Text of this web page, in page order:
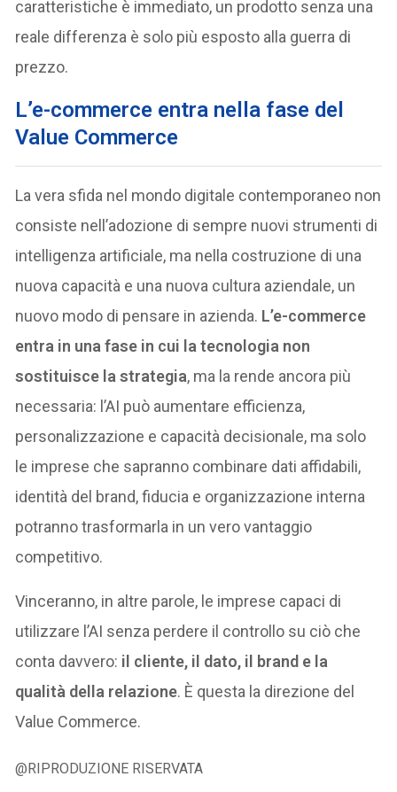
caratteristiche è immediato, un prodotto senza una
reale differenza è solo più esposto alla guerra di
prezzo.
L’e-commerce entra nella fase del
Value Commerce
La vera sfida nel mondo digitale contemporaneo non
consiste nell’adozione di sempre nuovi strumenti di
intelligenza artificiale, ma nella costruzione di una
nuova capacità e una nuova cultura aziendale, un
nuovo modo di pensare in azienda. L’e-commerce
entra in una fase in cui la tecnologia non
sostituisce la strategia, ma la rende ancora più
necessaria: l’AI può aumentare efficienza,
personalizzazione e capacità decisionale, ma solo
le imprese che sapranno combinare dati affidabili,
identità del brand, fiducia e organizzazione interna
potranno trasformarla in un vero vantaggio
competitivo.
Vinceranno, in altre parole, le imprese capaci di
utilizzare l’AI senza perdere il controllo su ciò che
conta davvero: il cliente, il dato, il brand e la
qualità della relazione. È questa la direzione del
Value Commerce.
@RIPRODUZIONE RISERVATA